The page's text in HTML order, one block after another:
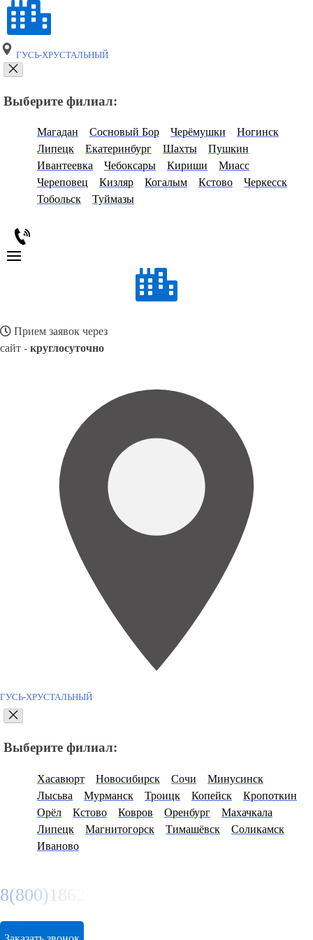
ГУСЬ-ХРУСТАЛЬНЫЙ
Выберите филиал:
Магадан Сосновый Бор Черёмушки
Ногинск
Липецк
Екатеринбург Шахты
Пушкин
Ивантеевка
Чебоксары Кириши
Миасс
Череповец
Кизляр Когалым Кстово
Черкесск
Тобольск
Туймазы
Прием заявок через
сайт - круглосуточно
ГУСЬ-ХРУСТАЛЬНЫЙ
Выберите филиал:
Хасавюрт Новосибирск Сочи
Минусинск
Лысьва
Мурманск Троицк Копейск
Кропоткин
Орёл
Кстово Ковров Оренбург
Махачкала
Липецк
Магнитогорск Тимашёвск
Соликамск
Иваново
8(800)1862102